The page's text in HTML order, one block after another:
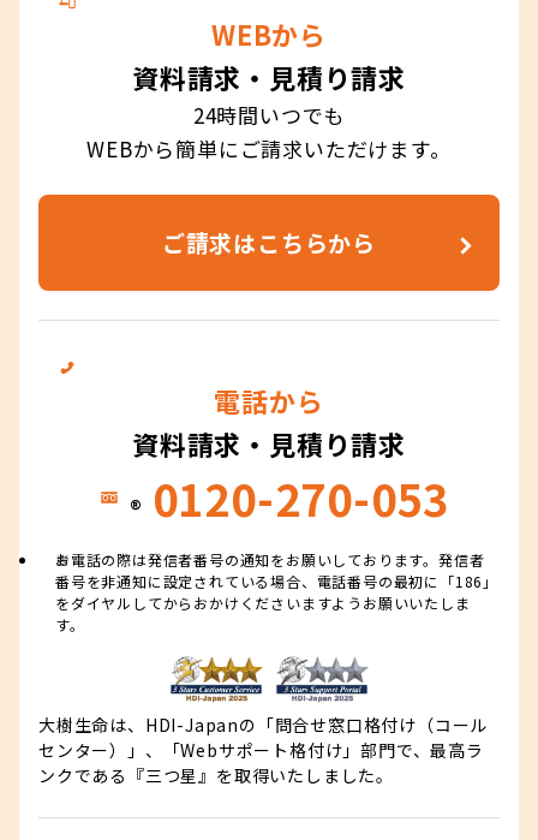
WEBから
資料請求・見積り請求
24時間いつでも
WEBから簡単にご請求いただけます。
ご請求はこちらから
電話から
資料請求・見積り請求
® 0120-270-053
お電話の際は発信者番号の通知をお願いしております。発信者
番号を非通知に設定されている場合、電話番号の最初に「186」
をダイヤルしてからおかけくださいますようお願いいたしま
す。
大樹生命は、HDI-Japanの「問合せ窓口格付け（コール
センター）」、「Webサポート格付け」部門で、最高ラ
ンクである『三つ星』を取得いたしました。